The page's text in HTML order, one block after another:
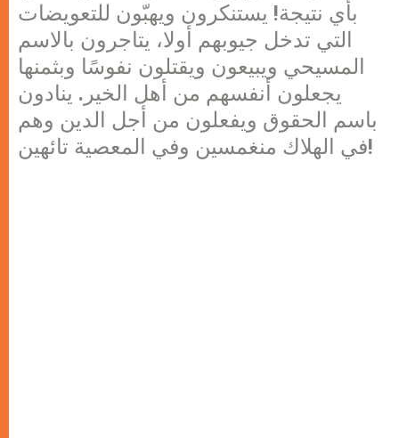
بأي نتيجة! يستنكرون ويهبّون للتعويضات
التي تدخل جيوبهم أولا، يتاجرون بالاسم
المسيحي ويبيعون ويقتلون نفوسًا وبثمنها
يجعلون أنفسهم من أهل الخير. ينادون
باسم الحقوق ويفعلون من أجل الدين وهم
في الهلاك منغمسين وفي المعصية تائهين!